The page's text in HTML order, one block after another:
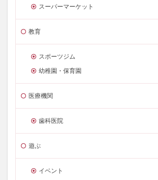
スーパーマーケット
教育
スポーツジム
幼稚園・保育園
医療機関
歯科医院
遊ぶ
イベント